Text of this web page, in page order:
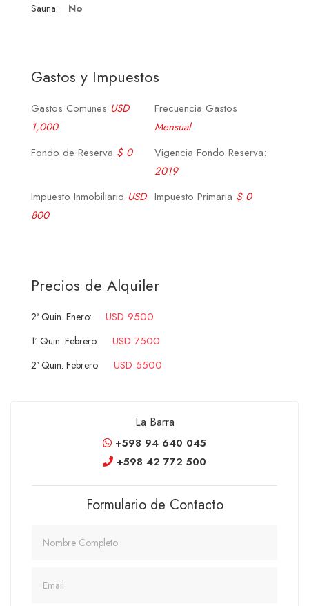
Sauna: No
Gastos y Impuestos
Gastos Comunes USD
1,000
Frecuencia Gastos
Mensual
Fondo de Reserva $ 0
Vigencia Fondo Reserva:
2019
Impuesto Inmobiliario USD
800
Impuesto Primaria $ 0
Precios de Alquiler
2ª Quin. Enero: USD 9500
1ª Quin. Febrero: USD 7500
2ª Quin. Febrero: USD 5500
La Barra
+598 94 640 045
+598 42 772 500
Formulario de Contacto